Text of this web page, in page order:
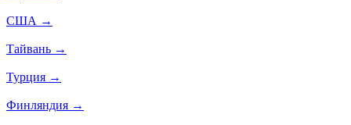
США →
Тайвань →
Турция →
Финляндия →